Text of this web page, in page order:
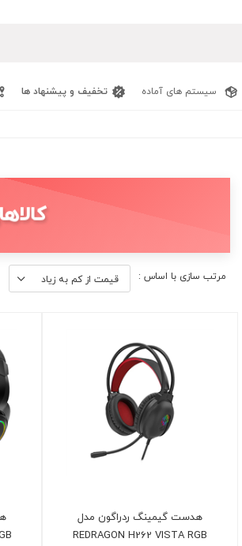
سیستم های آماده تخفیف و پیشنهاد ها
مرتب سازی با اساس :
هدست گیمینگ ردراگون مدل
REDRAGON H262 VISTA RGB